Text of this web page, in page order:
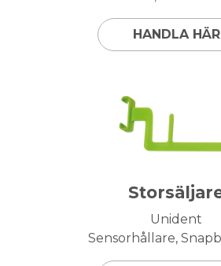
HANDLA HÄR
Unident
Sensorhållare,